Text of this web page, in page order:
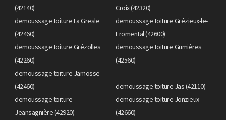
(42140)
Croix (42320)
demoussage toiture La Gresle
(42460)
demoussage toiture Grézieux-le-
Fromental (42600)
demoussage toiture Grézolles
(42260)
demoussage toiture Gumières
(42560)
demoussage toiture Jarnosse
(42460)
demoussage toiture Jas (42110)
demoussage toiture
Jeansagnière (42920)
demoussage toiture Jonzieux
(42660)